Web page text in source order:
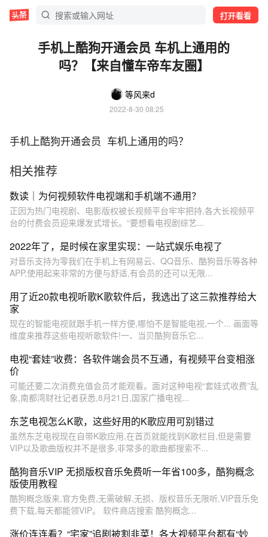
打开看看
手机上酷狗开通会员 车机上通用的
吗？【来自懂车帝车友圈】
等风来d
2022-8-30 08:25
手机上酷狗开通会员  车机上通用的吗？
相关推荐
数读｜为何视频软件电视端和手机端不通用？
正因为热门电视剧、电影版权被长视频平台牢牢把持,各大长视频平
台的付费会员迎来爆发式增长。“要想看电视剧综艺...
2022年了，是时候在家里实现：一站式娱乐电视了
对音乐支持为零我们在手机上有网易云、QQ音乐、酷狗音乐等各种
APP,使用起来非常的方便与舒适,有会员的还可以无限...
用了近20款电视听歌K歌软件后，我选出了这三款推荐给大
家
现在的智能电视就跟手机一样方便,哪怕不是智能电视,一个... 画面等
维度来推荐这些电视听歌软件!一、当贝酷狗音乐它...
电视“套娃”收费：各软件端会员不互通，有视频平台变相涨
价
可能还要二次消费充值会员才能观看。面对这种电视“套娃式收费”乱
象,南都湾财社记者获悉,8月21日,国家广播电视...
东芝电视怎么K歌，这些好用的K歌应用可别错过
虽然东芝电视现在自带K歌应用,在首页就能找到K歌栏目,但是需要
VIP以及歌曲版权并不是很多,非常多的歌曲都搜索不...
酷狗音乐VIP 无损版权音乐免费听一年省100多，酷狗概念
版使用教程
酷狗概念版来,官方免费,无需破解,无损、版权音乐无限听,VIP音乐免
费下载,每天都能领VIP。 软件商店搜索 酷狗概念...
涨价连连看？“宅家”追剧被割韭菜！各大视频平台都有“妙